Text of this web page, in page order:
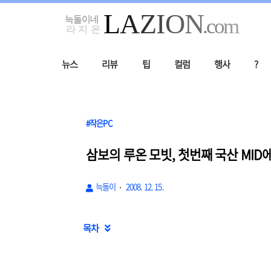
뉴스 리뷰 팁 컬럼 행사 ?
#작은PC
삼보의 루온 모빗, 첫번째 국산 MID
늑돌이 2008. 12. 15.
목차 